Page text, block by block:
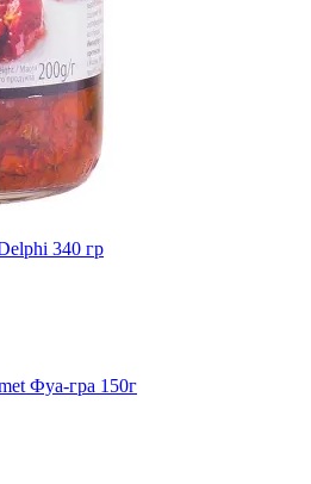
340 гр
Фуа-гра 150г